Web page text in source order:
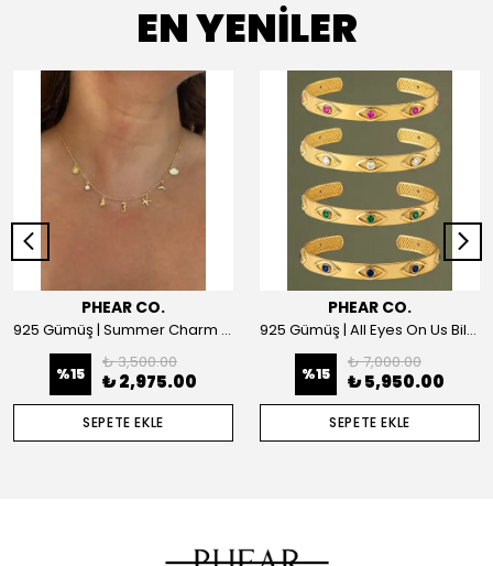
EN YENİLER
PHEAR CO.
925 Gümüş | Summer Charm Kolye
%15
₺ 3,500.00
₺ 2,975.00
SEPETE EKLE
PHEAR CO.
925 Gümüş | All Eyes On Us Bilezik
%15
₺ 7,000.00
₺ 5,950.00
SEPETE EKLE